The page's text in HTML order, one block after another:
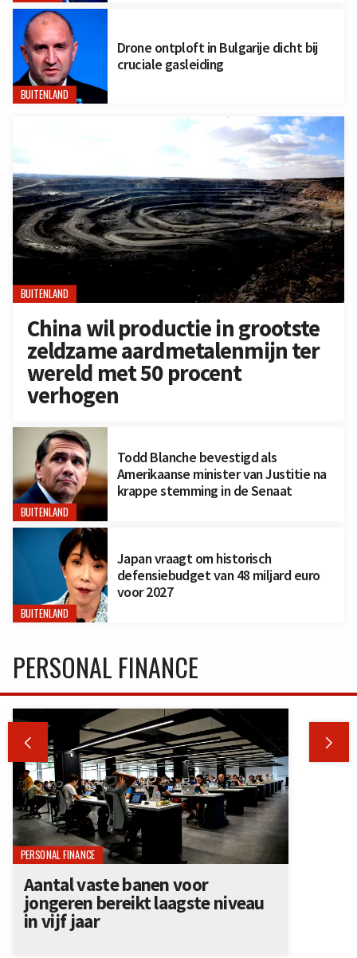
BUITENLAND
Drone ontploft in Bulgarije dicht bij
cruciale gasleiding
BUITENLAND
China wil productie in grootste
zeldzame aardmetalenmijn ter
wereld met 50 procent
verhogen
BUITENLAND
Todd Blanche bevestigd als
Amerikaanse minister van Justitie na
krappe stemming in de Senaat
BUITENLAND
Japan vraagt om historisch
defensiebudget van 48 miljard euro
voor 2027
PERSONAL FINANCE
 
PERSONAL FINANCE
Aantal vaste banen voor
jongeren bereikt laagste niveau
in vijf jaar